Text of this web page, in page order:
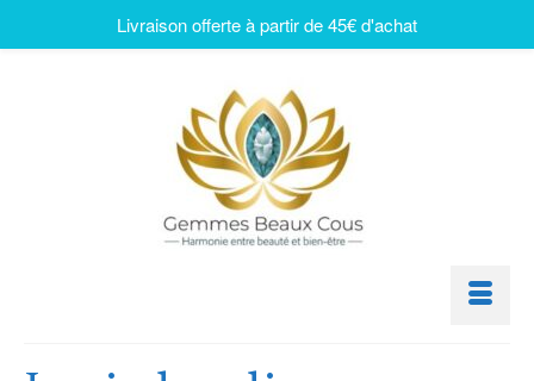
Livraison offerte à partir de 45€ d'achat